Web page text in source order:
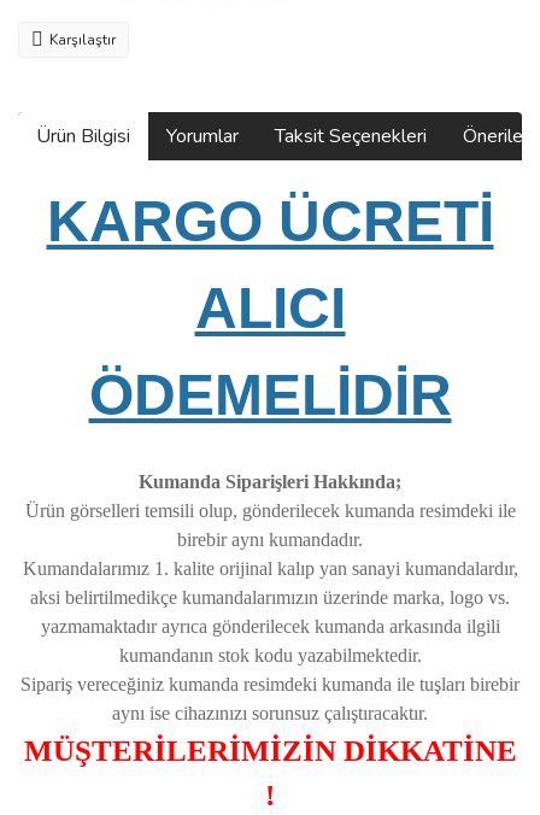
Karşılaştır
Ürün Bilgisi Yorumlar Taksit Seçenekleri
KARGO ÜCRETİ
ALICI
ÖDEMELİDİR
Kumanda Siparişleri Hakkında;
Ürün görselleri temsili olup, gönderilecek kumanda resimdeki ile
birebir aynı kumandadır.
Kumandalarımız 1. kalite orijinal kalıp yan sanayi kumandalardır,
aksi belirtilmedikçe kumandalarımızın üzerinde marka, logo vs.
yazmamaktadır ayrıca gönderilecek kumanda arkasında ilgili
kumandanın stok kodu yazabilmektedir.
Sipariş vereceğiniz kumanda resimdeki kumanda ile tuşları birebir
aynı ise cihazınızı sorunsuz çalıştıracaktır.
MÜŞTERİLERİMİZİN DİKKATİNE
!